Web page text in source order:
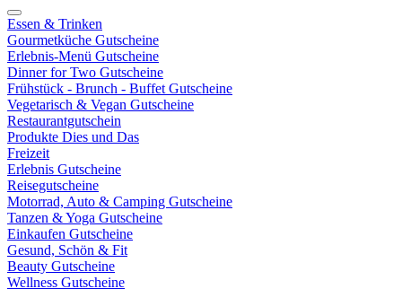
Essen & Trinken
Gourmetküche Gutscheine
Erlebnis-Menü Gutscheine
Dinner for Two Gutscheine
Frühstück - Brunch - Buffet Gutscheine
Vegetarisch & Vegan Gutscheine
Restaurantgutschein
Produkte Dies und Das
Freizeit
Erlebnis Gutscheine
Reisegutscheine
Motorrad, Auto & Camping Gutscheine
Tanzen & Yoga Gutscheine
Einkaufen Gutscheine
Gesund, Schön & Fit
Beauty Gutscheine
Wellness Gutscheine